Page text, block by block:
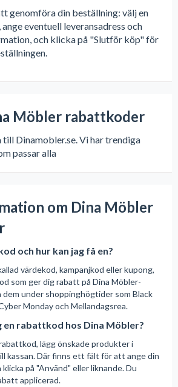
genomföra din beställning: välj en
eventuell leveransadress och
och klicka på "Slutför köp" för
Möbler rabattkoder
Dinamobler.se. Vi har trendiga
passar alla
om Dina Möbler
och hur kan jag få en?
värdekod, kampanjkod eller kupong,
som ger dig rabatt på Dina Möbler-
dem under shoppinghögtider som Black
Monday och Mellandagsrea.
en rabattkod hos Dina Möbler?
lägg önskade produkter i
kassan. Där finns ett fält för att ange din
på "Använd" eller liknande. Du
applicerad.